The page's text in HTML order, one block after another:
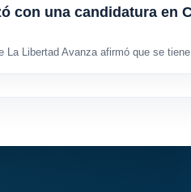
con una candidatura en
La Libertad Avanza afirmó que se